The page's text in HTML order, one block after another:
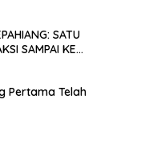
SATU
SAMPAI KE
Pertama Telah